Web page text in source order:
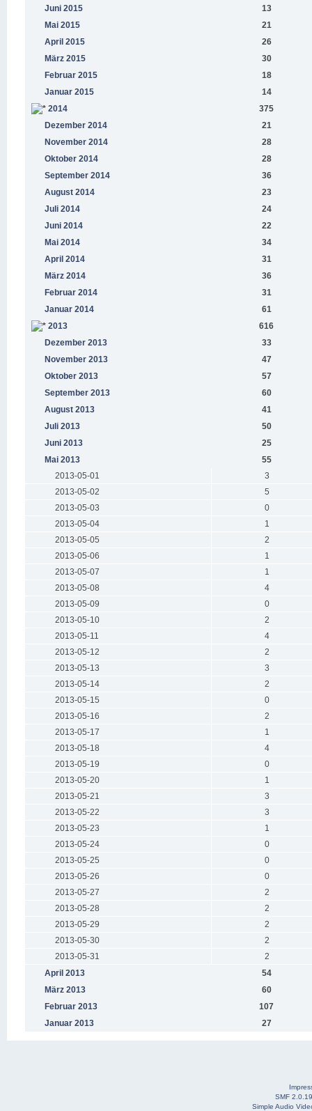
Juni 2015
13
Mai 2015
21
April 2015
26
März 2015
30
Februar 2015
18
Januar 2015
14
2014
375
Dezember 2014
21
November 2014
28
Oktober 2014
28
September 2014
36
August 2014
23
Juli 2014
24
Juni 2014
22
Mai 2014
34
April 2014
31
März 2014
36
Februar 2014
31
Januar 2014
61
2013
616
Dezember 2013
33
November 2013
47
Oktober 2013
57
September 2013
60
August 2013
41
Juli 2013
50
Juni 2013
25
Mai 2013
55
2013-05-01
3
2013-05-02
5
2013-05-03
0
2013-05-04
1
2013-05-05
2
2013-05-06
1
2013-05-07
1
2013-05-08
4
2013-05-09
0
2013-05-10
2
2013-05-11
4
2013-05-12
2
2013-05-13
3
2013-05-14
2
2013-05-15
0
2013-05-16
2
2013-05-17
1
2013-05-18
4
2013-05-19
0
2013-05-20
1
2013-05-21
3
2013-05-22
3
2013-05-23
1
2013-05-24
0
2013-05-25
0
2013-05-26
0
2013-05-27
2
2013-05-28
2
2013-05-29
2
2013-05-30
2
2013-05-31
2
April 2013
54
März 2013
60
Februar 2013
107
Januar 2013
27
SMF 2.0.19
Simple Audio